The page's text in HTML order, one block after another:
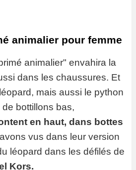
animalier pour femme
animalier" envahira la
dans les chaussures. Et
mais aussi le python
bottillons bas,
en haut, dans bottes
vus dans leur version
léopard dans les défilés de
Kors.